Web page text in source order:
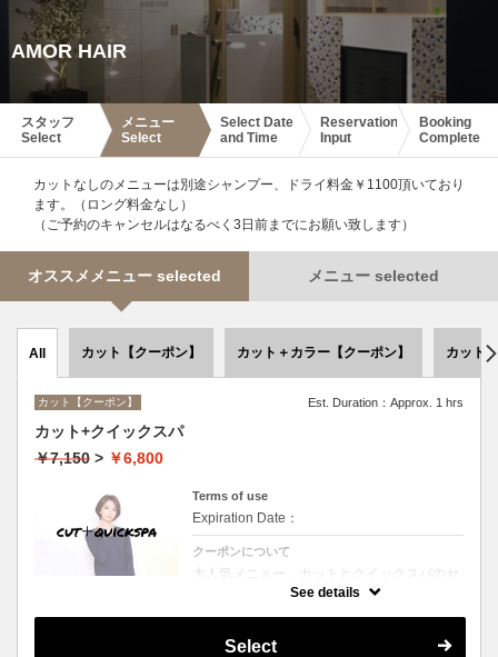
AMOR HAIR
スタッフ
Select
メニュー
Select
Select Date
and Time
Reservation
Input
Booking
Complete
カットなしのメニューは別途シャンプー、ドライ料金￥1100頂いており
ます。（ロング料金なし）
（ご予約のキャンセルはなるべく3日前までにお願い致します）
オススメメニュー selected メニュー selected
All カット【クーポン】 カット＋カラー【クーポン】 カット
カット【クーポン】 Est. Duration：Approx. 1 hrs
カット+クイックスパ
￥7,150 > ￥6,800
Terms of use
Expiration Date：
クーポンについて
大人気メニュー、カットとクイックスパのセ
ットメニュー。本場バリ式クイックスパで頭
See details
Select